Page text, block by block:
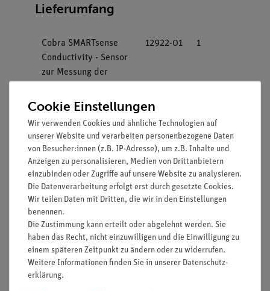
Lieferumfang
Cobra SMARTsense
Conductivity - Sensor
zur Messung der
Flüssigkeiten,
0...60°C (Bluetooth)
12922-01 1
Magnetrührstäbchen,
PTFE, 50 mm,
zylindrische Form
46299-
03
1
Magnetrührer mit
Heizung, digital,
Edelstahl, 280 °C,
100-1500 rpm
RSM10HS
Cookie Einstellungen
Wir verwenden Cookies und ähnliche Technologien auf
unserer Website und verarbeiten personenbezogene Daten
von Besucher:innen (z.B. IP-Adresse), um z.B. Inhalte und
Anzeigen zu personalisieren, Medien von Drittanbietern
einzubinden oder Zugriffe auf unsere Website zu analysieren.
Die Datenverarbeitung erfolgt erst durch gesetzte Cookies.
Wir teilen Daten mit Dritten, die wir in den Einstellungen
benennen.
Die Zustimmung kann erteilt oder abgelehnt werden. Sie
haben das Recht, nicht einzuwilligen und die Einwilligung zu
einem späteren Zeitpunkt zu ändern oder zu widerrufen.
Weitere Informationen finden Sie in unserer Daten­schutz­
erklärung.